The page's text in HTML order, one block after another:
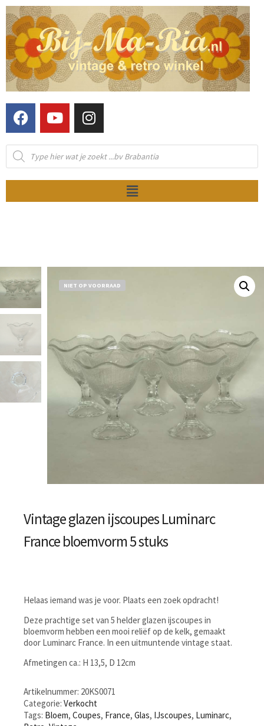
NIET OP VOORRAAD
Vintage glazen ijscoupes Luminarc
France bloemvorm 5 stuks
Helaas iemand was je voor. Plaats een zoek opdracht!
Deze prachtige set van 5 helder glazen ijscoupes in
bloemvorm hebben een mooi reliëf op de kelk, gemaakt
door Luminarc France. In een uitmuntende vintage staat.
Afmetingen ca.: H 13,5, D 12cm
Artikelnummer: 20KS0071
Categorie: Verkocht
Tags: Bloem, Coupes, France, Glas, IJscoupes, Luminarc,